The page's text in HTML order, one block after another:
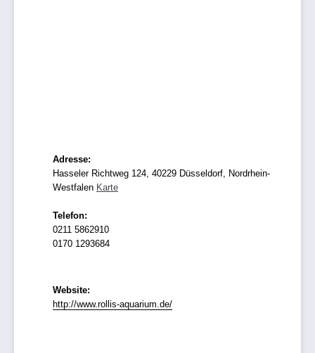
Adresse:
Hasseler Richtweg 124, 40229 Düsseldorf, Nordrhein-
Westfalen Karte
Telefon:
0211 5862910
0170 1293684
Website:
http://www.rollis-aquarium.de/